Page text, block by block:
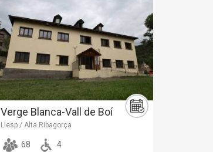
Verge Blanca-Vall de Boí
Llesp / Alta Ribagorça
68 4